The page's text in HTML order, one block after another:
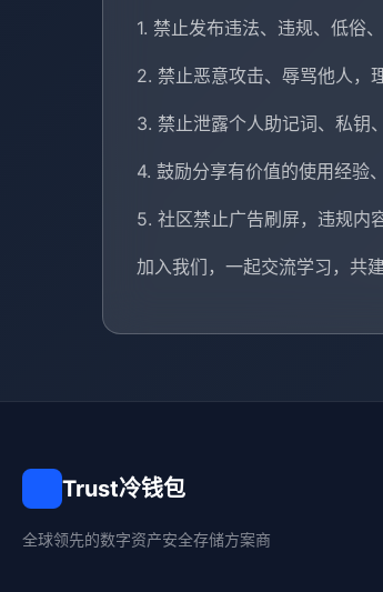
1. 禁止发布违法、违规、低俗
2. 禁止恶意攻击、辱骂他人，
3. 禁止泄露个人助记词、私钥
4. 鼓励分享有价值的使用经验
5. 社区禁止广告刷屏，违规内
加入我们，一起交流学习，共
Trust冷钱包
全球领先的数字资产安全存储方案商